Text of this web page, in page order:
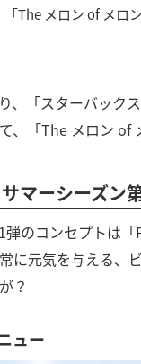
The メロン of メロ
、「スターバック
、「The メロン
マーシーズン
のコンセプトは
に元気を与える、
？
ュー